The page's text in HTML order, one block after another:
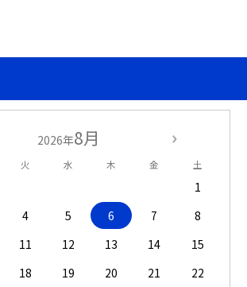
2026年8月
火 水 木 金 土
1
4 5 6 7
8
11 12 13 14
15
18 19 20 21
22